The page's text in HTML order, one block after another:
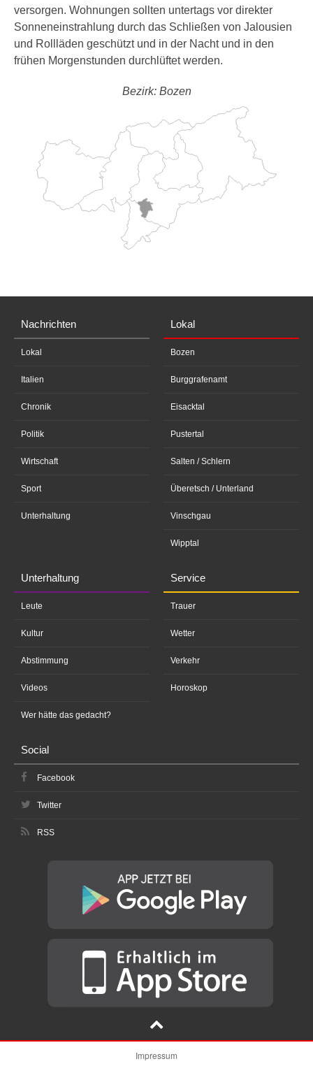
versorgen. Wohnungen sollten untertags vor direkter
Sonneneinstrahlung durch das Schließen von Jalousien
und Rollläden geschützt und in der Nacht und in den
frühen Morgenstunden durchlüftet werden.
Bezirk: Bozen
Nachrichten
Lokal
Italien
Chronik
Politik
Wirtschaft
Sport
Unterhaltung
Lokal
Bozen
Burggrafenamt
Eisacktal
Pustertal
Salten / Schlern
Überetsch / Unterland
Vinschgau
Wipptal
Unterhaltung
Leute
Kultur
Abstimmung
Videos
Wer hätte das gedacht?
Service
Trauer
Wetter
Verkehr
Horoskop
Social
Facebook
Twitter
RSS
Impressum